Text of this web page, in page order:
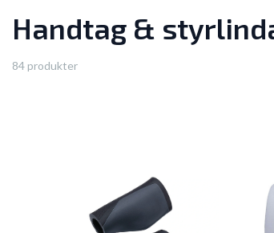
Handtag &
84 produkter